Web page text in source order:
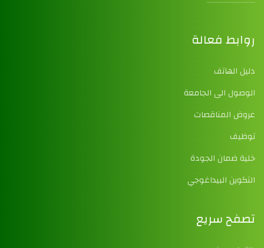
روابط فعالة
دليل الهاتف
الوصول الى الجامعة
عروض المناقصات
توظيف
خلية ضمان الجودة
التكوين البيداغوجي
تصفح سريع